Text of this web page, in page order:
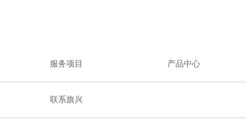
服务项目 产品中心
联系旗兴